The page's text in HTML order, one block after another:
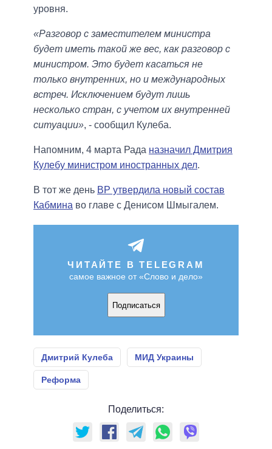
уровня.
«Разговор с заместителем министра
будет иметь такой же вес, как разговор с
министром. Это будет касаться не
только внутренних, но и международных
встреч. Исключением будут лишь
несколько стран, с учетом их внутренней
ситуации», - сообщил Кулеба.
Напомним, 4 марта Рада назначил Дмитрия
Кулебу министром иностранных дел.
В тот же день ВР утвердила новый состав
Кабмина во главе с Денисом Шмыгалем.
ЧИТАЙТЕ В TELEGRAM
самое важное от «Слово и дело»
Подписаться
Дмитрий Кулеба МИД Украины
Реформа
Поделиться: